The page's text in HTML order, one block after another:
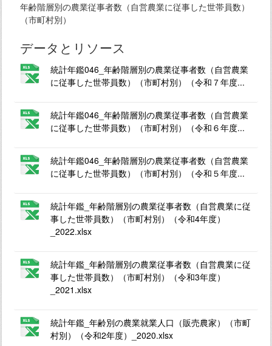
年齢階層別の農業従事者数（自営農業に従事した世帯員数）
（市町村別）
データとリソース
統計年鑑046_年齢階層別の農業従事者数（自営農業
に従事した世帯員数）（市町村別）（令和７年度...
統計年鑑046_年齢階層別の農業従事者数（自営農業
に従事した世帯員数）（市町村別）（令和６年度...
統計年鑑046_年齢階層別の農業従事者数（自営農業
に従事した世帯員数）（市町村別）（令和５年度...
統計年鑑_年齢階層別の農業従事者数（自営農業に従
事した世帯員数）（市町村別）（令和4年度）
_2022.xlsx
統計年鑑_年齢階層別の農業従事者数（自営農業に従
事した世帯員数）（市町村別）（令和3年度）
_2021.xlsx
統計年鑑_年齢別の農業就業人口（販売農家）（市町
村別）（令和2年度）_2020.xlsx